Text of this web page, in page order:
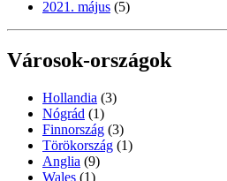
2021. május (5)
Városok-országok
Hollandia (3)
Nógrád (1)
Finnország (3)
Törökország (1)
Anglia (9)
Wales (1)